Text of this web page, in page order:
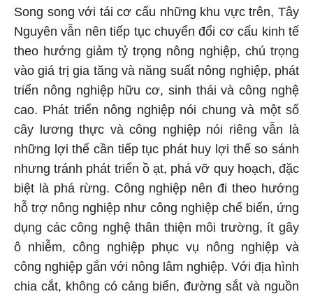
Song song với tái cơ cấu những khu vực trên, Tây
Nguyên vẫn nên tiếp tục chuyển đổi cơ cấu kinh tế
theo hướng giảm tỷ trọng nông nghiệp, chú trọng
vào giá trị gia tăng và năng suất nông nghiệp, phát
triển nông nghiệp hữu cơ, sinh thái và công nghệ
cao. Phát triển nông nghiệp nói chung và một số
cây lương thực và công nghiệp nói riêng vẫn là
những lợi thế cần tiếp tục phát huy lợi thế so sánh
nhưng tránh phát triển ồ ạt, phá vỡ quy hoạch, đặc
biệt là phá rừng. Công nghiệp nên đi theo hướng
hỗ trợ nông nghiệp như công nghiệp chế biến, ứng
dụng các công nghệ thân thiện môi trường, ít gây
ô nhiễm, công nghiệp phục vụ nông nghiệp và
công nghiệp gắn với nông lâm nghiệp. Với địa hình
chia cắt, không có cảng biển, đường sắt và nguồn